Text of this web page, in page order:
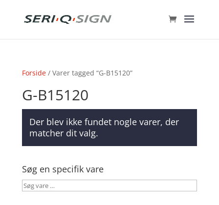
Forside/ Varer tagged “G-B15120”
G-B15120
Der blev ikke fundet nogle varer, der
matcher dit valg.
Søg en specifik vare
Søg